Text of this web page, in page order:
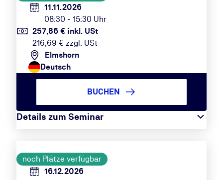
11.11.2026
08:30 - 15:30 Uhr
257,86 € inkl. USt
216,69 € zzgl. USt
Elmshorn
Deutsch
Details zum Seminar
BUCHEN
noch Plätze verfügbar
16.12.2026